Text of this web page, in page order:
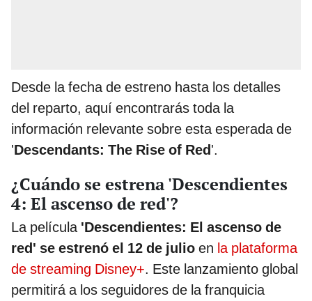
Desde la fecha de estreno hasta los detalles
del reparto, aquí encontrarás toda la
información relevante sobre esta esperada de
'Descendants: The Rise of Red'.
¿Cuándo se estrena 'Descendientes
4: El ascenso de red'?
La película 'Descendientes: El ascenso de
red' se estrenó el 12 de julio en la plataforma
de streaming Disney+. Este lanzamiento global
permitirá a los seguidores de la franquicia